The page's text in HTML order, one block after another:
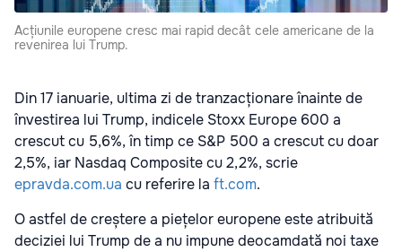
Acțiunile europene cresc mai rapid decât cele americane de la
revenirea lui Trump.
Din 17 ianuarie, ultima zi de tranzacționare înainte de
învestirea lui Trump, indicele Stoxx Europe 600 a
crescut cu 5,6%, în timp ce S&P 500 a crescut cu doar
2,5%, iar Nasdaq Composite cu 2,2%, scrie
epravda.com.ua cu referire la ft.com.
O astfel de creștere a piețelor europene este atribuită
deciziei lui Trump de a nu impune deocamdată noi taxe